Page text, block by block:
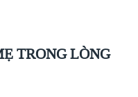
TRONG LÒNG